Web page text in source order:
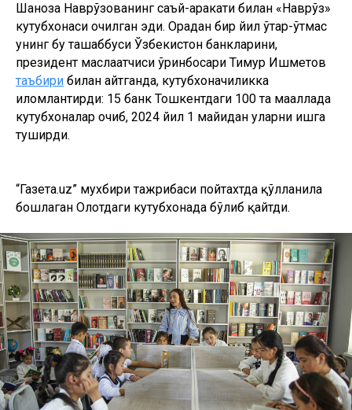
Шаҳноза Наврўзованинг саъй-ҳаракати билан «Наврўз»
кутубхонаси очилган эди. Орадан бир йил ўтар-ўтмас
унинг бу ташаббуси Ўзбекистон банкларини,
президент маслаҳатчиси ўринбосари Тимур Ишметов
таъбири билан айтганда, кутубхоначиликка
илҳомлантирди: 15 банк Тошкентдаги 100 та маҳаллада
кутубхоналар очиб, 2024 йил 1 майидан уларни ишга
туширди.
“Газета.uz” мухбири тажрибаси пойтахтда қўлланила
бошлаган Олотдаги кутубхонада бўлиб қайтди.